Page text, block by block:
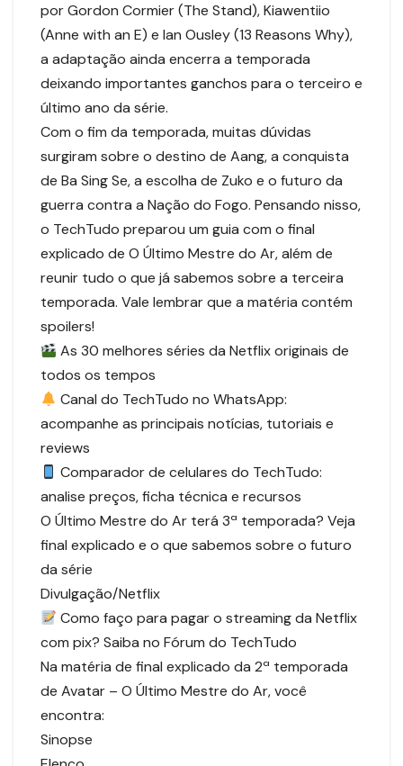
por Gordon Cormier (The Stand), Kiawentiio
(Anne with an E) e Ian Ousley (13 Reasons Why),
a adaptação ainda encerra a temporada
deixando importantes ganchos para o terceiro e
último ano da série.
Com o fim da temporada, muitas dúvidas
surgiram sobre o destino de Aang, a conquista
de Ba Sing Se, a escolha de Zuko e o futuro da
guerra contra a Nação do Fogo. Pensando nisso,
o TechTudo preparou um guia com o final
explicado de O Último Mestre do Ar, além de
reunir tudo o que já sabemos sobre a terceira
temporada. Vale lembrar que a matéria contém
spoilers!
As 30 melhores séries da Netflix originais de
todos os tempos
Canal do TechTudo no WhatsApp:
acompanhe as principais notícias, tutoriais e
reviews
Comparador de celulares do TechTudo:
analise preços, ficha técnica e recursos
O Último Mestre do Ar terá 3ª temporada? Veja
final explicado e o que sabemos sobre o futuro
da série
Divulgação/Netflix
Como faço para pagar o streaming da Netflix
com pix? Saiba no Fórum do TechTudo
Na matéria de final explicado da 2ª temporada
de Avatar – O Último Mestre do Ar, você
encontra:
Sinopse